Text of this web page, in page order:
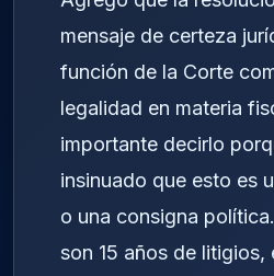
mensaje de certeza
función de la Corte
legalidad en materia
importante decirlo
insinuado que esto es
o una consigna
son 15 años de litigios,